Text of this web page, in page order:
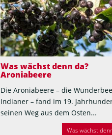
Was wächst denn da?
Aroniabeere
Die Aroniabeere – die
Indianer – fand im 19.
seinen Weg aus dem Osten...
Was wächst